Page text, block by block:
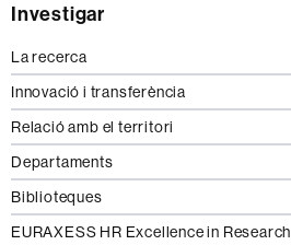
Investigar
La recerca
Innovació i transferència
Relació amb el territori
Departaments
Biblioteques
EURAXESS HR Excellence in Research